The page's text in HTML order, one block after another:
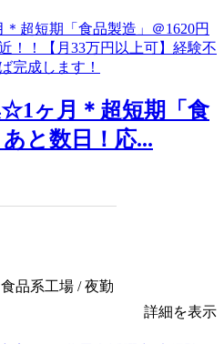
ヶ月＊超短期「食
と数日！応...
品系工場 / 夜勤
詳細を表示